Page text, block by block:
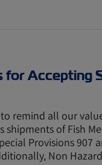
for Accepting
remind all our
shipments of Fish
Provisions 907
Non